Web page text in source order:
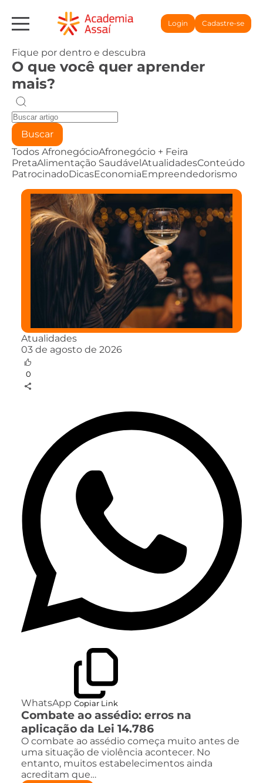
Login Cadastre-se
Fique por dentro e descubra
O que você quer aprender
mais?
Buscar
Todos AfronegócioAfronegócio + Feira
PretaAlimentação SaudávelAtualidadesConteúdo
PatrocinadoDicasEconomiaEmpreendedorismo
Atualidades
03 de agosto de 2026
0
WhatsApp Copiar Link
Combate ao assédio: erros na
aplicação da Lei 14.786
O combate ao assédio começa muito antes de
uma situação de violência acontecer. No
entanto, muitos estabelecimentos ainda
acreditam que…